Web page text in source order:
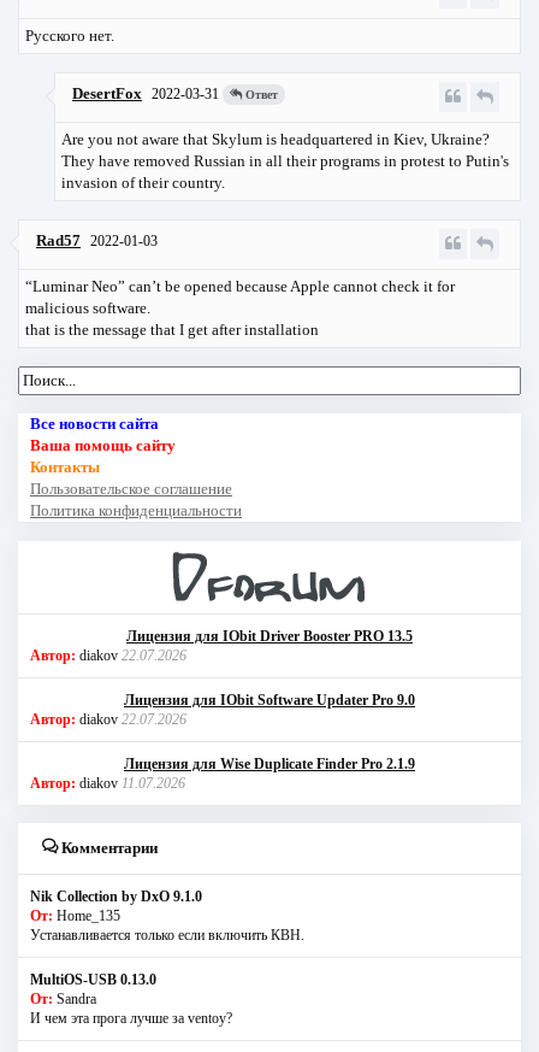
Русского нет.
DesertFox 2022-03-31 Ответ
Are you not aware that Skylum is headquartered in Kiev, Ukraine?
They have removed Russian in all their programs in protest to Putin's
invasion of their country.
Rad57 2022-01-03
“Luminar Neo” can’t be opened because Apple cannot check it for
malicious software.
that is the message that I get after installation
Все новости сайта
Ваша помощь сайту
Контакты
Пользовательское соглашение
Политика конфиденциальности
Лицензия для IObit Driver Booster PRO 13.5
Автор: diakov 22.07.2026
Лицензия для IObit Software Updater Pro 9.0
Автор: diakov 22.07.2026
Лицензия для Wise Duplicate Finder Pro 2.1.9
Автор: diakov 11.07.2026
Комментарии
Nik Collection by DxO 9.1.0
От: Home_135
Устанавливается только если включить КВН.
MultiOS-USB 0.13.0
От: Sandra
И чем эта прога лучше за ventoy?